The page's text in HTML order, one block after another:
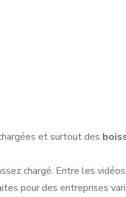
et surtout des
chargé. Entre les vidéos
pour des entreprises